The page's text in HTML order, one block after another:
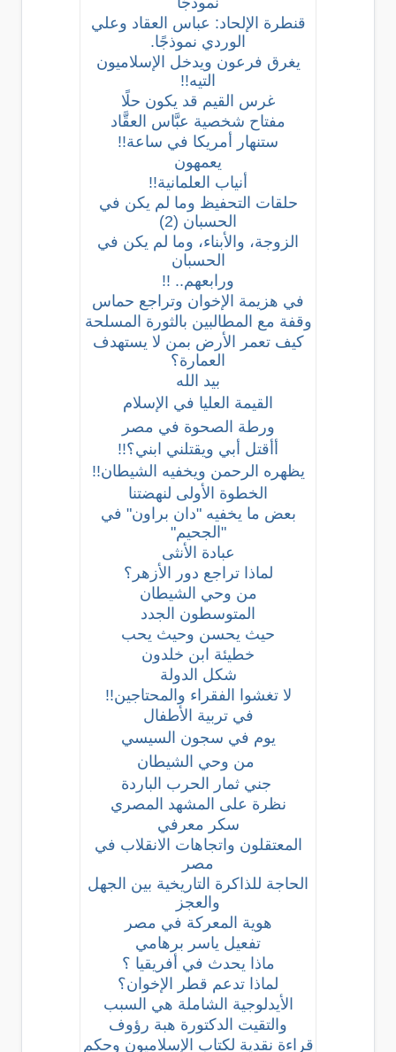
قنطرة الإلحاد: عباس العقاد وعلي
الوردي نموذجًا.
يغرق فرعون ويدخل الإسلاميون
التيه!!
غرس القيم قد يكون حلًا
مفتاح شخصية عبَّاس العقَّاد
ستنهار أمريكا في ساعة!!
يعمهون
أنياب العلمانية!!
حلقات التحفيظ وما لم يكن في
الحسبان (2)
الزوجة، والأبناء، وما لم يكن في
الحسبان
ورابعهم.. !!
في هزيمة الإخوان وتراجع حماس
وقفة مع المطالبين بالثورة المسلحة
كيف تعمر الأرض بمن لا يستهدف
العمارة؟
بيد الله
القيمة العليا في الإسلام
ورطة الصحوة في مصر
أأقتل أبي ويقتلني ابني؟!!
يظهره الرحمن ويخفيه الشيطان!!
الخطوة الأولى لنهضتنا
بعض ما يخفيه "دان براون" في
"الجحيم"
عبادة الأنثى
لماذا تراجع دور الأزهر؟
من وحي الشيطان
المتوسطون الجدد
حيث يحسن وحيث يحب
خطيئة ابن خلدون
شكل الدولة
لا تغشوا الفقراء والمحتاجين!!
في تربية الأطفال
يوم في سجون السيسي
من وحي الشيطان
جني ثمار الحرب الباردة
نظرة على المشهد المصري
سكر معرفي
المعتقلون واتجاهات الانقلاب في
مصر
الحاجة للذاكرة التاريخية بين الجهل
والعجز
هوية المعركة في مصر
تفعيل ياسر برهامي
ماذا يحدث في أفريقيا ؟
لماذا تدعم قطر الإخوان؟
الأيدلوجية الشاملة هي السبب
والتقيت الدكتورة هبة رؤوف
قراءة نقدية لكتاب الإسلاميون وحكم